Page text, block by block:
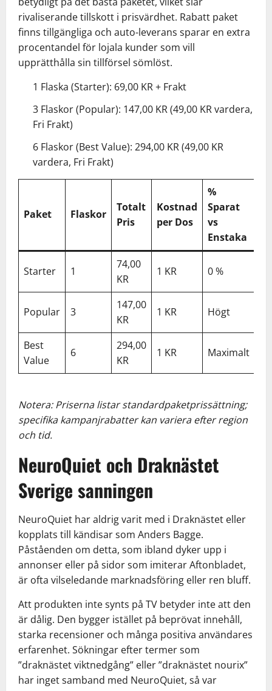
rivaliserande tillskott i prisvärdhet. Rabatt paket
finns tillgängliga och auto-leverans sparar en extra
procentandel för lojala kunder som vill
upprätthålla sin tillförsel sömlöst.
1 Flaska (Starter): 69,00 KR + Frakt
3 Flaskor (Popular): 147,00 KR (49,00 KR vardera,
Fri Frakt)
6 Flaskor (Best Value): 294,00 KR (49,00 KR
vardera, Fri Frakt)
Paket Flaskor
Totalt
Pris
Kostnad
per Dos
%
Sparat
vs
Enstaka
Starter 1
74,00
KR
1 KR 0 %
Popular 3
147,00
KR
1 KR Högt
Best
Value
6
294,00
KR
1 KR Maximalt
Notera: Priserna listar standardpaketprissättning;
specifika kampanjrabatter kan variera efter region
och tid.
NeuroQuiet och Draknästet
Sverige sanningen
NeuroQuiet har aldrig varit med i Draknästet eller
kopplats till kändisar som Anders Bagge.
Påståenden om detta, som ibland dyker upp i
annonser eller på sidor som imiterar Aftonbladet,
är ofta vilseledande marknadsföring eller ren bluff.
Att produkten inte synts på TV betyder inte att den
är dålig. Den bygger istället på beprövat innehåll,
starka recensioner och många positiva användares
erfarenhet. Sökningar efter termer som
”draknästet viktnedgång” eller ”draknästet nourix”
har inget samband med NeuroQuiet, så var